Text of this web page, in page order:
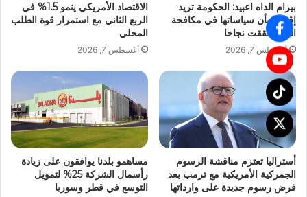
بيرام الداه اعبيد: الحكومة تريد
إقناعنا بأن سياساتها في مكافحة
الفقر حققت نجاحا
أغسطس 7, 2026
الاقتصاد الأمريكي ينمو 1.5% في
الربع الثاني مع استمرار قوة الطلب
المحلي
أغسطس 7, 2026
أستراليا تعتزم مناقشة الرسوم
الجمركية الأمريكية مع ترمب بعد
فرض رسوم جديدة على وارداتها
مساهمو بلدنا يوافقون على زيادة
رأسمال الشركة 25% لتمويل
التوسع في قطر وسوريا